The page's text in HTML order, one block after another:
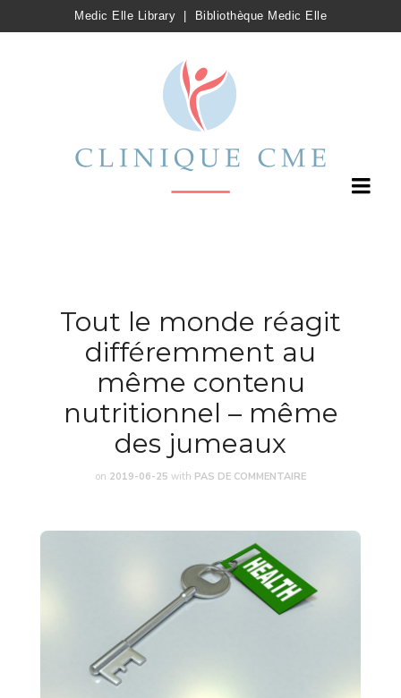
Medic Elle Library Bibliothèque Medic Elle
Tout le monde réagit
différemment au
même contenu
nutritionnel – même
des jumeaux
on 2019-06-25 with PAS DE COMMENTAIRE